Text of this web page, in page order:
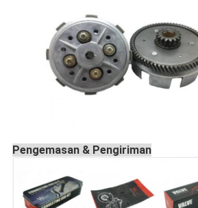
Pengemasan & Pengiriman